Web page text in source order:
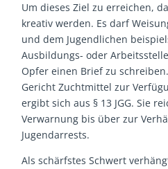
Um dieses Ziel zu erreichen,
kreativ werden. Es darf
und dem Jugendlichen
Ausbildungs- oder
Opfer einen Brief zu
Gericht Zuchtmittel zur
ergibt sich aus § 13 JGG. Sie
Verwarnung bis über zur
Jugendarrests.
Als schärfstes Schwert